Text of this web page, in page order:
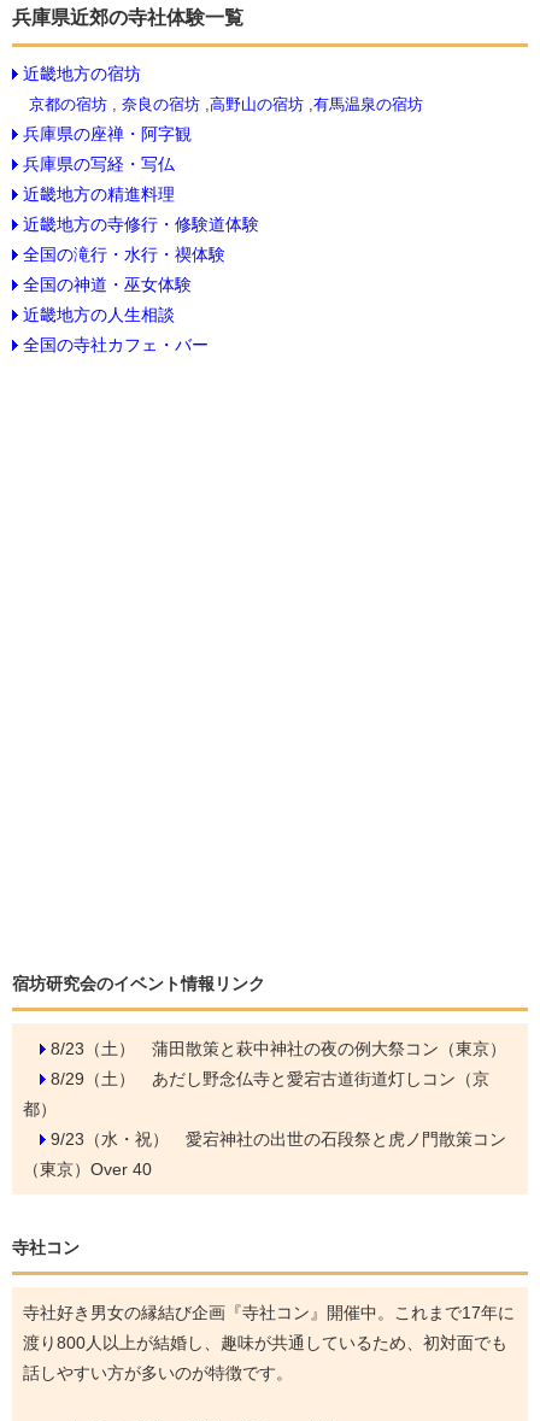
兵庫県近郊の寺社体験一覧
近畿地方の宿坊
京都の宿坊 , 奈良の宿坊 ,高野山の宿坊 ,有馬温泉の宿坊
兵庫県の座禅・阿字観
兵庫県の写経・写仏
近畿地方の精進料理
近畿地方の寺修行・修験道体験
全国の滝行・水行・禊体験
全国の神道・巫女体験
近畿地方の人生相談
全国の寺社カフェ・バー
宿坊研究会のイベント情報リンク
8/23（土） 蒲田散策と萩中神社の夜の例大祭コン（東京）
8/29（土） あだし野念仏寺と愛宕古道街道灯しコン（京
都）
9/23（水・祝） 愛宕神社の出世の石段祭と虎ノ門散策コン
（東京）Over 40
寺社コン
寺社好き男女の縁結び企画『寺社コン』開催中。これまで17年に
渡り800人以上が結婚し、趣味が共通しているため、初対面でも
話しやすい方が多いのが特徴です。